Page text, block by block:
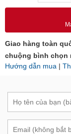
Giao hàng toàn
chuộng bình chọn
Hướng dẫn mua |